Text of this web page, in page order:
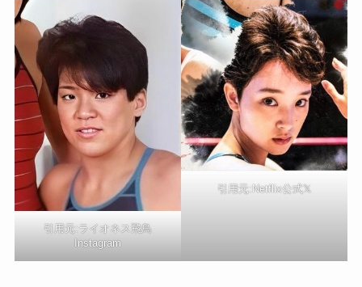
引用元:ライオネス飛鳥
Instagram
引用元:Netflix公式𝕏